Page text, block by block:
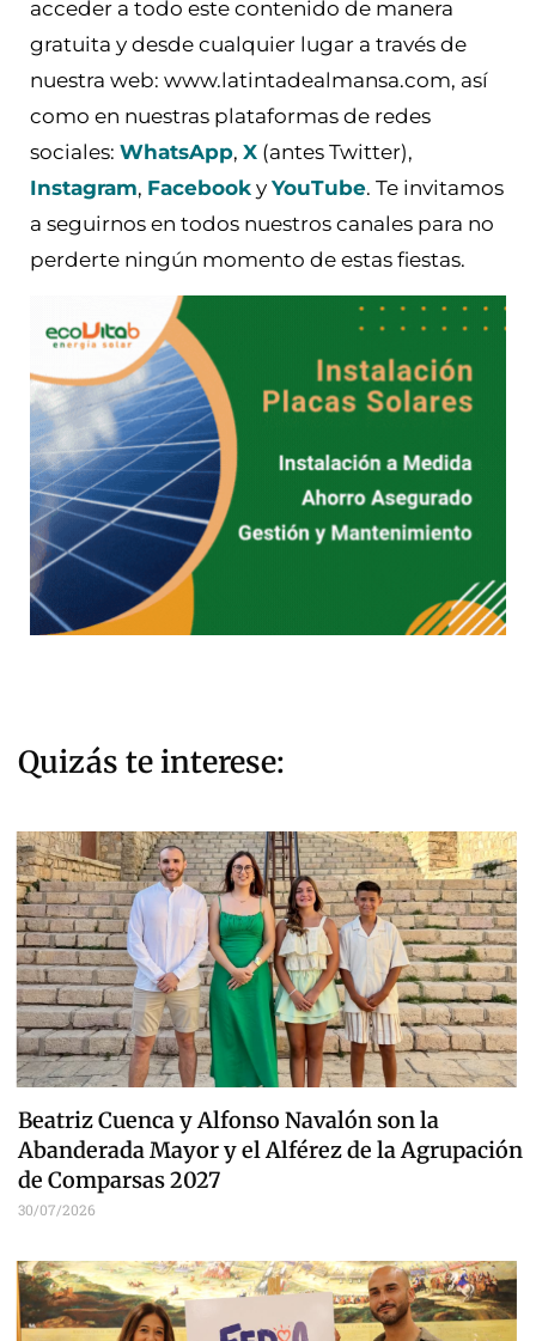
acceder a todo este contenido de manera
gratuita y desde cualquier lugar a través de
nuestra web: www.latintadealmansa.com, así
como en nuestras plataformas de redes
sociales: WhatsApp, X (antes Twitter),
Instagram, Facebook y YouTube. Te invitamos
a seguirnos en todos nuestros canales para no
perderte ningún momento de estas fiestas.
Quizás te interese:
Beatriz Cuenca y Alfonso Navalón son la
Abanderada Mayor y el Alférez de la Agrupación
de Comparsas 2027
30/07/2026